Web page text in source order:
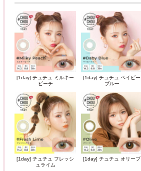
[1day] チュチュ ミルキー
ピーチ
[1day] チュチュ ベイビー
ブルー
[1day] チュチュ フレッシ
ュライム
[1day] チュチュ オリーブ